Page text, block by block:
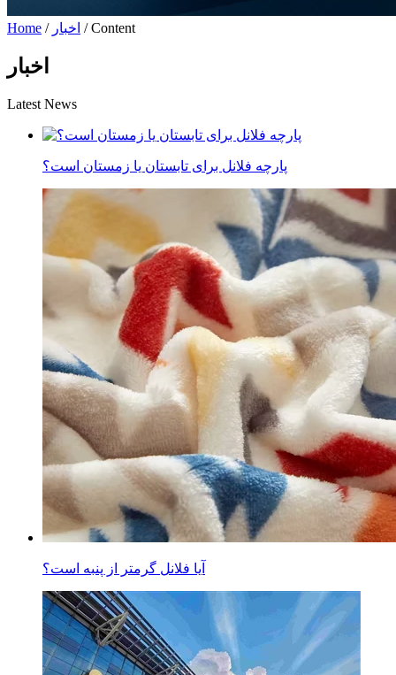
Home / اخبار / Content
اخبار
Latest News
پارچه فلانل برای تابستان یا زمستان است؟
آیا فلانل گرمتر از پنبه است؟